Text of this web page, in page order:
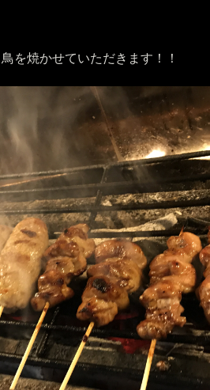
を焼かせていただきます！！